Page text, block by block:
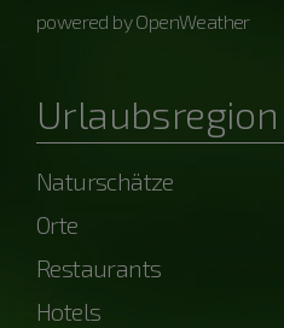
powered by OpenWeather
Urlaubsregion
Naturschätze
Orte
Restaurants
Hotels